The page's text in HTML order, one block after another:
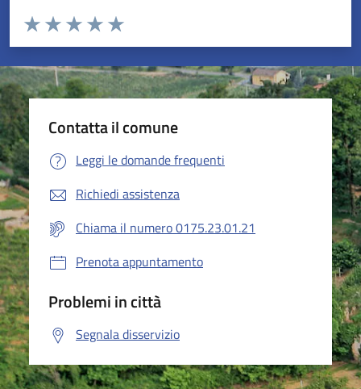
Valuta da 1 a 5 stelle la pagina
Valuta 5 stelle su 5
Valuta 4 stelle su 5
Valuta 3 stelle su 5
Valuta 2 stelle su 5
Valuta 1 stelle su 5
Contatta il comune
Leggi le domande frequenti
Richiedi assistenza
Chiama il numero 0175.23.01.21
Prenota appuntamento
Problemi in città
Segnala disservizio